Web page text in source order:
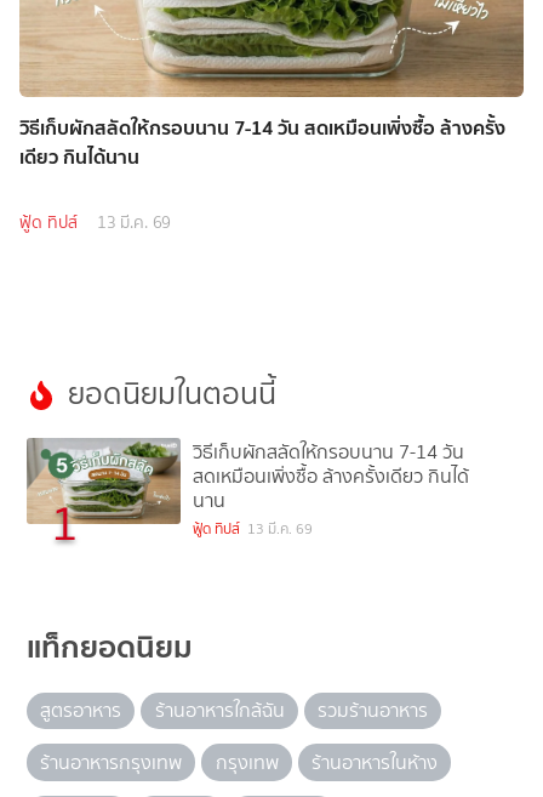
วิธีเก็บผักสลัดให้กรอบนาน 7-14 วัน สดเหมือนเพิ่งซื้อ ล้างครั้ง
เดียว กินได้นาน
ฟู้ด ทิปส์ 13 มี.ค. 69
ยอดนิยมในตอนนี้
1
วิธีเก็บผักสลัดให้กรอบนาน 7-14 วัน
สดเหมือนเพิ่งซื้อ ล้างครั้งเดียว กินได้
นาน
ฟู้ด ทิปส์ 13 มี.ค. 69
แท็กยอดนิยม
สูตรอาหาร ร้านอาหารใกล้ฉัน
รวมร้านอาหาร
ร้านอาหารกรุงเทพ
กรุงเทพ
ร้านอาหารในห้าง